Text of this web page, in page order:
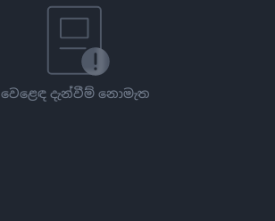
වෙළෙඳ දැන්වීම් නොමැත